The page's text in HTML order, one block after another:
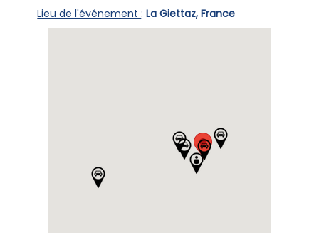
Lieu de l'événement:La Giettaz, France